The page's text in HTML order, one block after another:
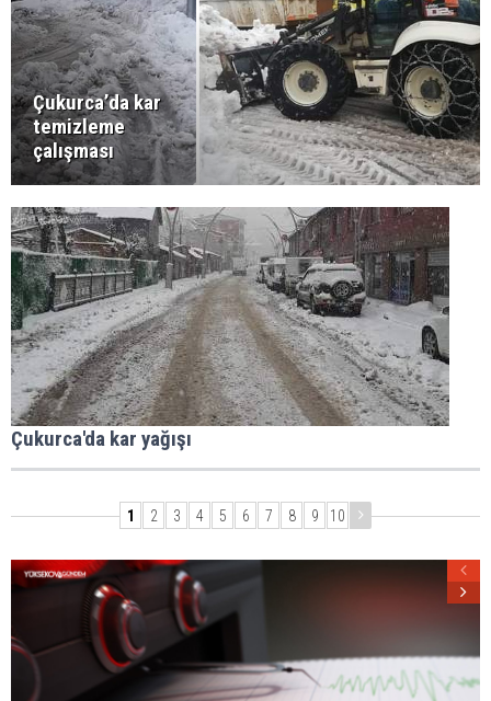
Çukurca’da kar
temizleme
çalışması
Çukurca'da kar yağışı
1 2 3 4 5 6 7 8 9 10